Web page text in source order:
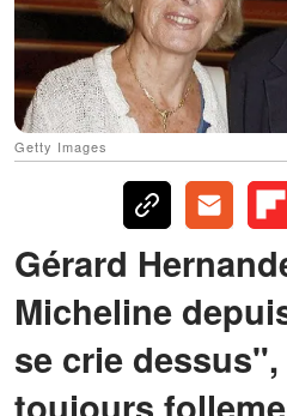
Getty Images
Gérard
Micheline
se crie
toujours